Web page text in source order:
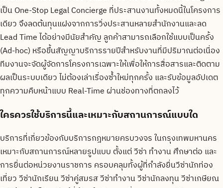
เป็น One-Stop Legal Concierge ที่ประสานงานทั้งหมดนี้ในโครงการ
เดียว จึงลดต้นทุนแฝงจากการวิ่งประสานหลายสำนักงานและลด
Lead Time ได้อย่างมีนัยสำคัญ ลูกค้าสามารถเลือกใช้แบบเป็นครั้ง
(Ad-hoc) หรือขึ้นสัญญาบริการรายปีสำหรับงานที่มีปริมาณต่อเนื่อง
ทีมงานจะจัดผู้จัดการโครงการเฉพาะให้เพื่อให้การสื่อสารและติดตาม
ผลเป็นระบบเดียว ไม่ต้องเล่าเรื่องซ้ำใหม่ทุกครั้ง และรับข้อมูลอัปเดต
ทุกความคืบหน้าแบบ Real-Time ผ่านช่องทางที่ตกลงไว้
ใครควรใช้บริการนี้และเหมาะกับสถานการณ์แบบใด
บริการที่เกี่ยวข้องกับบริการกฎหมายครบวงจร ในกรุงเทพมหานคร
เหมาะกับสถานการณ์หลายรูปแบบ ตั้งแต่ วีซ่า ทำงาน ศึกษาต่อ และ
การยื่นต่อหน่วยงานราชการ ครอบคลุมทั้งผู้ที่กำลังยื่นวีซ่านักท่อง
เที่ยว วีซ่านักเรียน วีซ่าคู่สมรส วีซ่าทำงาน วีซ่านักลงทุน วีซ่าเกษียณ